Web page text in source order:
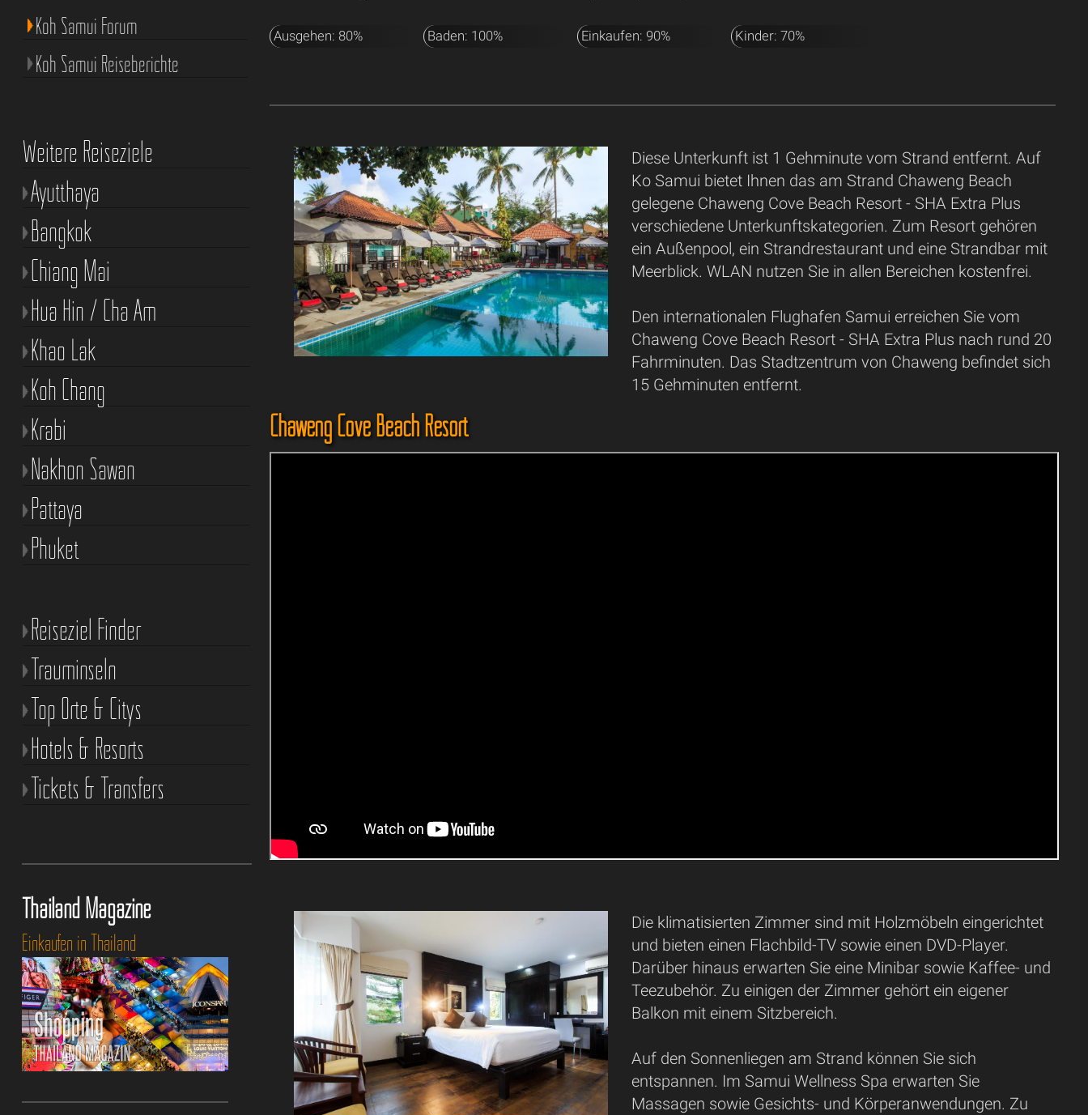
Ausgehen: 80% Baden: 100% Einkaufen: 90% Kinder: 70%
Diese Unterkunft ist 1 Gehminute vom Strand entfernt. Auf
Ko Samui bietet Ihnen das am Strand Chaweng Beach
gelegene Chaweng Cove Beach Resort - SHA Extra Plus
verschiedene Unterkunftskategorien. Zum Resort gehören
ein Außenpool, ein Strandrestaurant und eine Strandbar mit
Meerblick. WLAN nutzen Sie in allen Bereichen kostenfrei.
Den internationalen Flughafen Samui erreichen Sie vom
Chaweng Cove Beach Resort - SHA Extra Plus nach rund 20
Fahrminuten. Das Stadtzentrum von Chaweng befindet sich
15 Gehminuten entfernt.
Chaweng Cove Beach Resort
Die klimatisierten Zimmer sind mit Holzmöbeln eingerichtet
und bieten einen Flachbild-TV sowie einen DVD-Player.
Darüber hinaus erwarten Sie eine Minibar sowie Kaffee- und
Teezubehör. Zu einigen der Zimmer gehört ein eigener
Balkon mit einem Sitzbereich.
Auf den Sonnenliegen am Strand können Sie sich
entspannen. Im Samui Wellness Spa erwarten Sie
Massagen sowie Gesichts- und Körperanwendungen. Zu
Koh Samui Forum
Koh Samui Reiseberichte
Weitere Reiseziele
Ayutthaya
Bangkok
Chiang Mai
Hua Hin / Cha Am
Khao Lak
Koh Chang
Krabi
Nakhon Sawan
Pattaya
Phuket
Reiseziel Finder
Trauminseln
Top Orte & Citys
Hotels & Resorts
Tickets & Transfers
Thailand Magazine
Einkaufen in Thailand